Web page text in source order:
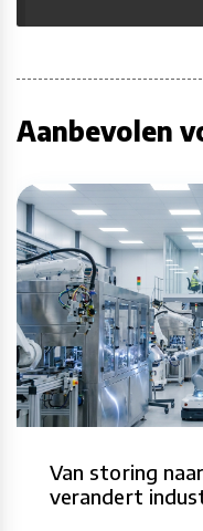
Aanbevolen
Van storing
verandert